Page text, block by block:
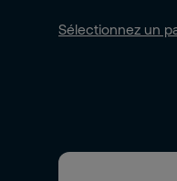
Sélectionnez un